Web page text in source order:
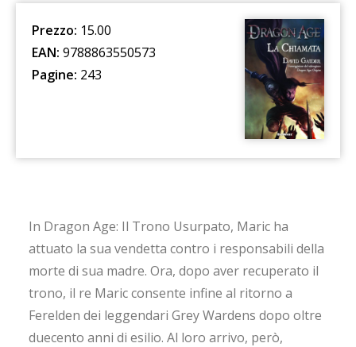
Prezzo: 15.00
EAN: 9788863550573
Pagine: 243
In Dragon Age: Il Trono Usurpato, Maric ha
attuato la sua vendetta contro i responsabili della
morte di sua madre. Ora, dopo aver recuperato il
trono, il re Maric consente infine al ritorno a
Ferelden dei leggendari Grey Wardens dopo oltre
duecento anni di esilio. Al loro arrivo, però,